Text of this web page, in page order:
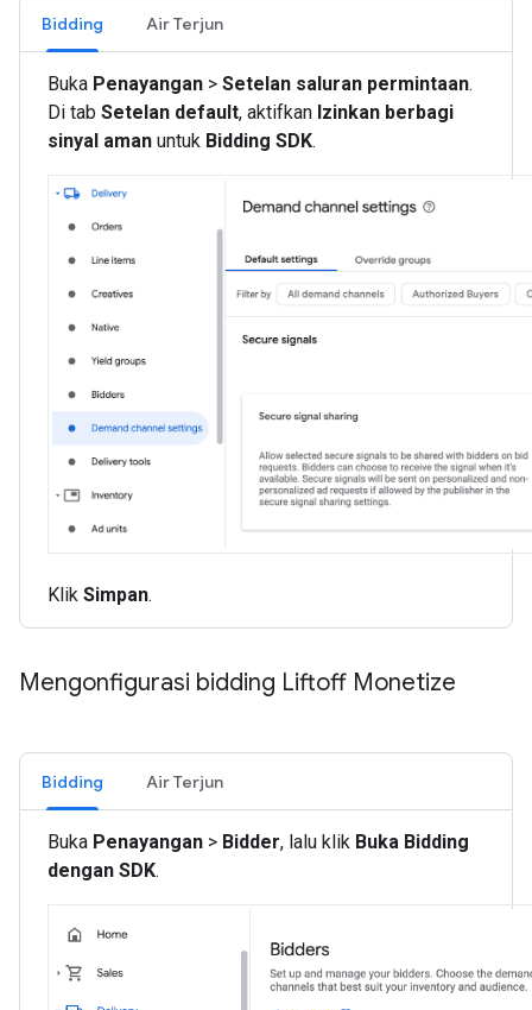
Bidding Air Terjun
Buka Penayangan > Setelan saluran permintaan.
Di tab Setelan default, aktifkan Izinkan berbagi
sinyal aman untuk Bidding SDK.
Klik Simpan.
Mengonfigurasi bidding Liftoff Monetize
Bidding Air Terjun
Buka Penayangan > Bidder, lalu klik Buka Bidding
dengan SDK.